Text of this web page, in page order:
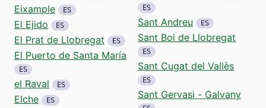
Eixample ES
El Ejido ES
El Prat de Llobregat ES
El Puerto de Santa María
ES
el Raval ES
Elche ES
ES
Sant Andreu ES
Sant Boi de Llobregat
ES
Sant Cugat del Vallès
ES
Sant Gervasi - Galvany